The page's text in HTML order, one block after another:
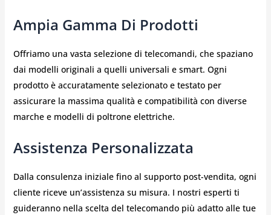
Ampia Gamma Di Prodotti
Offriamo una vasta selezione di telecomandi, che spaziano
dai modelli originali a quelli universali e smart. Ogni
prodotto è accuratamente selezionato e testato per
assicurare la massima qualità e compatibilità con diverse
marche e modelli di poltrone elettriche.
Assistenza Personalizzata
Dalla consulenza iniziale fino al supporto post-vendita, ogni
cliente riceve un’assistenza su misura. I nostri esperti ti
guideranno nella scelta del telecomando più adatto alle tue